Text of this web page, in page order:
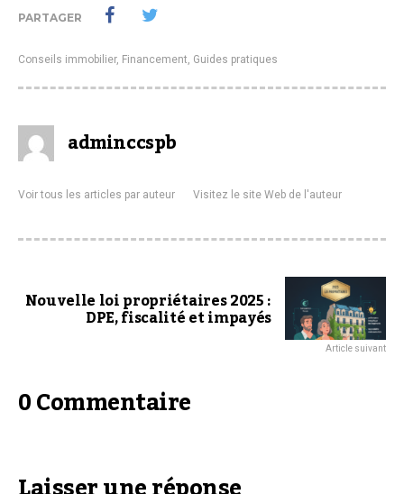
PARTAGER
Conseils immobilier, Financement, Guides pratiques
adminccspb
Voir tous les articles par auteur Visitez le site Web de l'auteur
Nouvelle loi propriétaires 2025 :
DPE, fiscalité et impayés
Article suivant
0 Commentaire